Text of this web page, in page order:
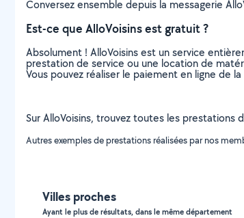
Conversez ensemble depuis la messagerie
Est-ce que AlloVoisins est gratuit ?
Absolument ! AlloVoisins est un service
prestation de service ou une location de
Vous pouvez réaliser le paiement en ligne de
Sur AlloVoisins, trouvez toutes les prestations
Autres exemples de prestations réalisées par nos
Villes proches
Ayant le plus de résultats, dans le même département